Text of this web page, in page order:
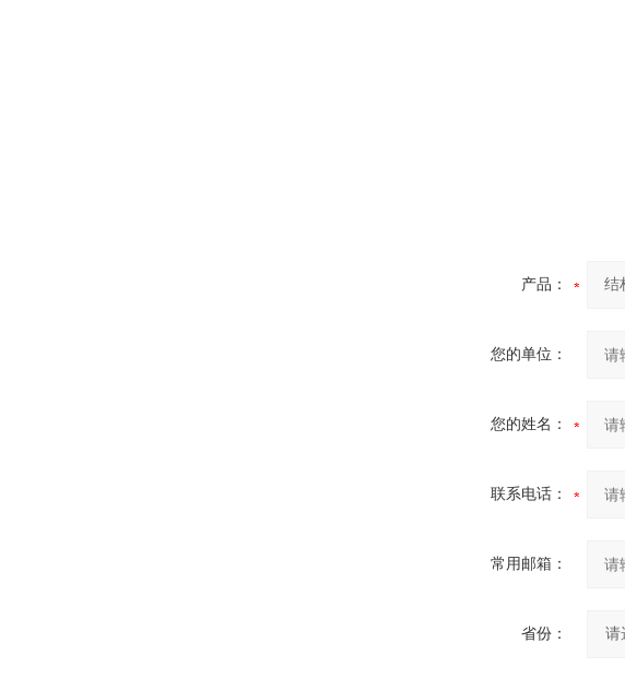
产品：
您的单位：
您的姓名：
联系电话：
常用邮箱：
省份：